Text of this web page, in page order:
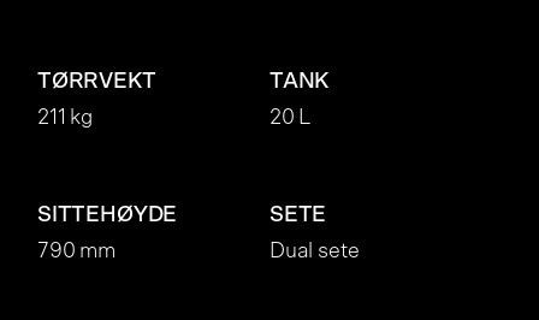
TØRRVEKT
211 kg
TANK
20 L
SITTEHØYDE
790 mm
SETE
Dual sete